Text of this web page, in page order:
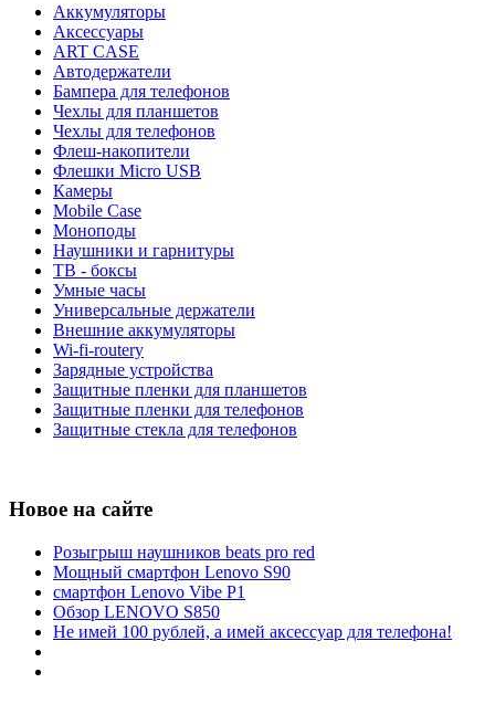
Аккумуляторы
Аксессуары
ART CASE
Автодержатели
Бампера для телефонов
Чехлы для планшетов
Чехлы для телефонов
Флеш-накопители
Флешки Micro USB
Камеры
Mobile Case
Моноподы
Наушники и гарнитуры
ТВ - боксы
Умные часы
Универсальные держатели
Внешние аккумуляторы
Wi-fi-routery
Зарядные устройства
Защитные пленки для планшетов
Защитные пленки для телефонов
Защитные стекла для телефонов
Новое на сайте
Розыгрыш наушников beats pro red
Мощный смартфон Lenovo S90
смартфон Lenovo Vibe P1
Обзор LENOVO S850
Не имей 100 рублей, а имей аксессуар для телефона!